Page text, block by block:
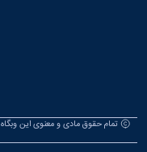
تمام حقوق مادی و معنوی این